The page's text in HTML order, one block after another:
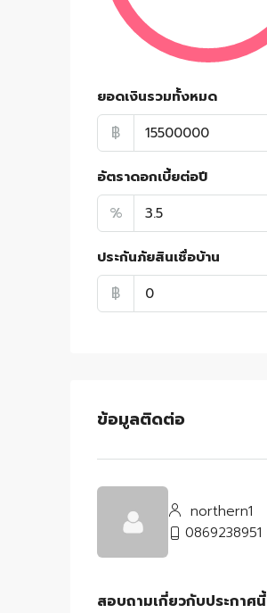
ยอดเงินรวมทั้งหมด
฿
อัตราดอกเบี้ยต่อปี
%
ประกันภัยสินเชื่อบ้าน
฿
ข้อมูลติดต่อ
northern1
0869238951
สอบถามเกี่ยวกับประกาศนี้